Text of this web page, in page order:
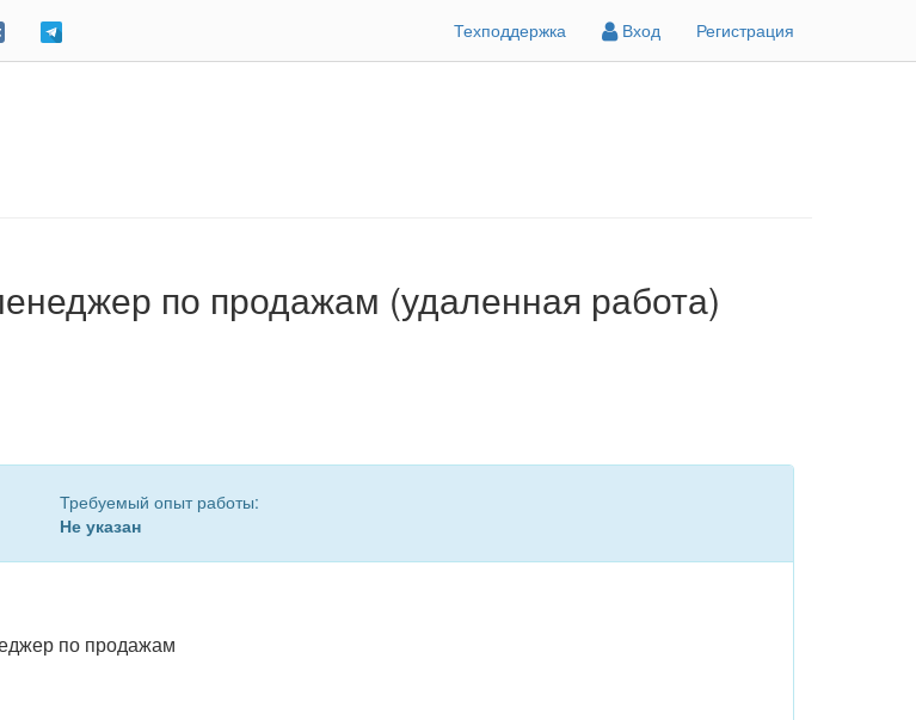
Техподдержка Вход Регистрация
по продажам (удаленная работа)
Требуемый опыт работы:
Не указан
по продажам